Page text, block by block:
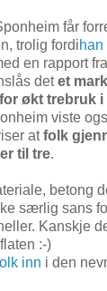
får
trolig fordi
en rapport
detet
økt trebruk
viste
atfolk
til tre.
betong
særlig sans
Kanskje
:-)
inn i den